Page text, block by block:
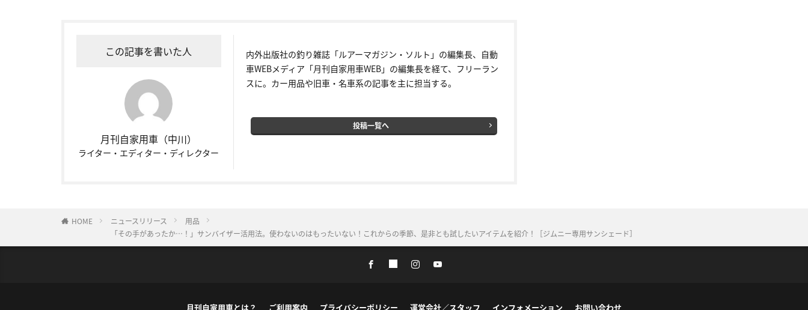
この記事を書いた人
月刊自家用車（中川）
ライター・エディター・ディレクター
内外出版社の釣り雑誌「ルアーマガジン・ソルト」の編集長、自動
車WEBメディア「月刊自家用車WEB」の編集長を経て、フリーラン
スに。カー用品や旧車・名車系の記事を主に担当する。
投稿一覧へ
HOME ニュースリリース
用品
「その手があったか…！」サンバイザー活用法。使わないのはもったいない！これからの季節、是非とも試したいアイテムを紹介！［ジムニー専用サンシェード］
月刊自家用車とは？ ご利用案内 プライバシーポリシー 運営会社／スタッフ インフォメーション お問い合わせ